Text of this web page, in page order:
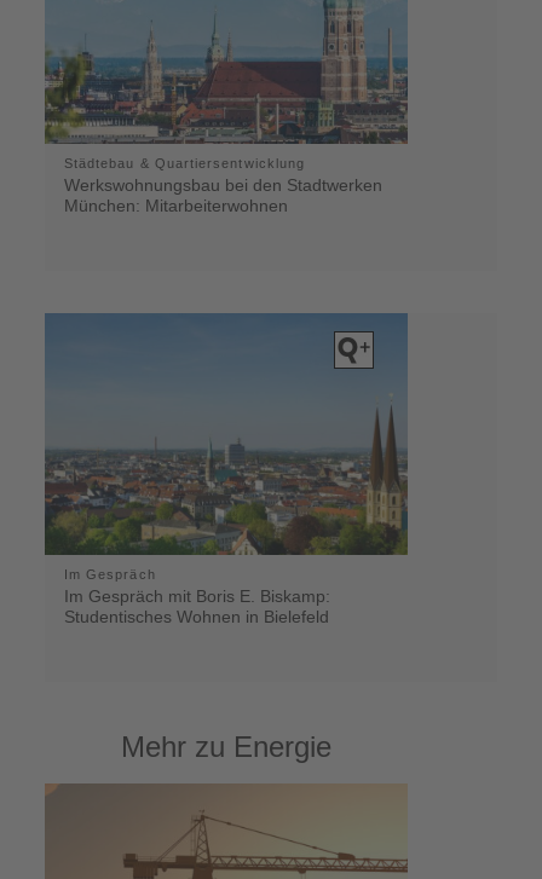
Städtebau & Quartiersentwicklung
Werkswohnungsbau bei den Stadtwerken
München: Mitarbeiterwohnen
Im Gespräch
Im Gespräch mit Boris E. Biskamp:
Studentisches Wohnen in Bielefeld
Mehr zu Energie